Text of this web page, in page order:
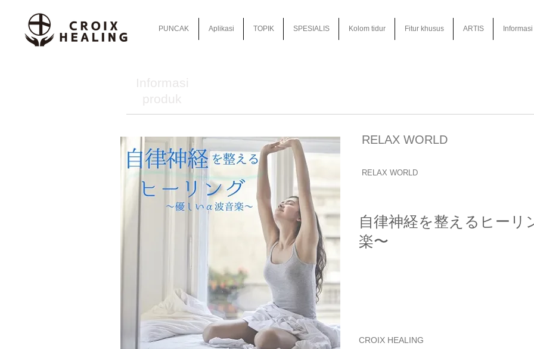
PUNCAK Aplikasi TOPIK SPESIALIS Kolom tidur Fitur khusus ARTIS
Informasi
produk
RELAX WORLD
RELAX WORLD
自律神経を整えるヒーリ
楽〜
CROIX HEALING